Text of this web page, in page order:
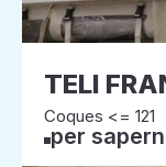
TELI
Coques <= 121
per